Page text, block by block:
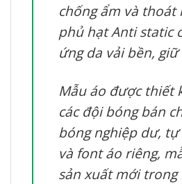
chống ẩm và thoát
phủ hạt Anti static
ứng da vải bền,
Mẫu áo được thiết
các đội bóng bán
bóng nghiệp dư,
và font áo riêng,
sản xuất mới trong